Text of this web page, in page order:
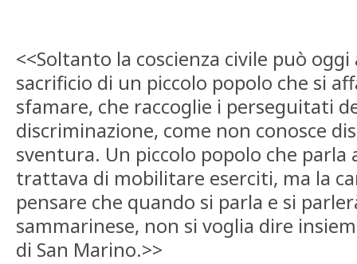
<<Soltanto la coscienza civile può
sacrificio di un piccolo popolo che si
sfamare, che raccoglie i perseguitati
discriminazione, come non conosce
sventura. Un piccolo popolo che parla
trattava di mobilitare eserciti, ma la
pensare che quando si parla e si
sammarinese, non si voglia dire
di San Marino.>>